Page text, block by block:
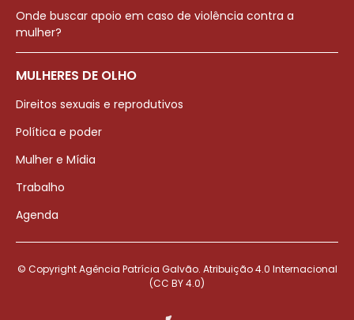
Onde buscar apoio em caso de violência contra a
mulher?
MULHERES DE OLHO
Direitos sexuais e reprodutivos
Política e poder
Mulher e Mídia
Trabalho
Agenda
© Copyright Agência Patrícia Galvão. Atribuição 4.0 Internacional
(CC BY 4.0)